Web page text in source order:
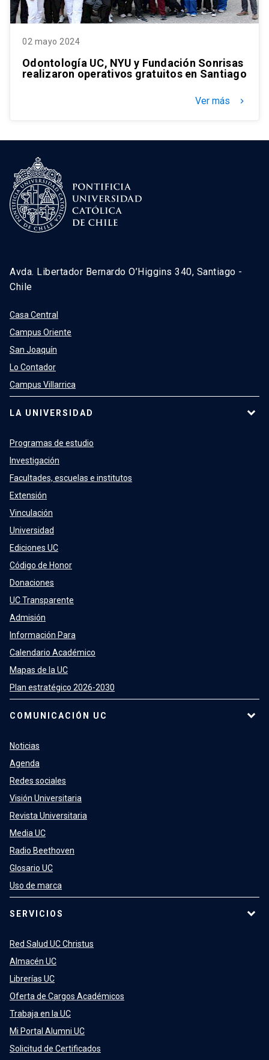
02 mayo 2024
Odontología UC, NYU y Fundación Sonrisas
realizaron operativos gratuitos en Santiago
Ver más keyboard_arrow_right
Avda. Libertador Bernardo O’Higgins 340, Santiago -
Chile
Casa Central
Campus Oriente
San Joaquín
Lo Contador
Campus Villarrica
LA UNIVERSIDAD
Programas de estudio
Investigación
Facultades, escuelas e institutos
Extensión
Vinculación
Universidad
Ediciones UC
Código de Honor
Donaciones
UC Transparente
Admisión
Información Para
Calendario Académico
Mapas de la UC
Plan estratégico 2026-2030
COMUNICACIÓN UC
Noticias
Agenda
Redes sociales
Visión Universitaria
Revista Universitaria
Media UC
Radio Beethoven
Glosario UC
Uso de marca
SERVICIOS
Red Salud UC Christus
Almacén UC
Librerías UC
Oferta de Cargos Académicos
Trabaja en la UC
Mi Portal Alumni UC
Solicitud de Certificados